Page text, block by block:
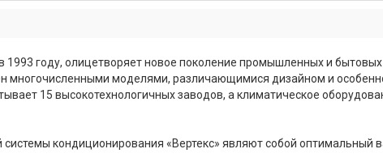
1993 году, олицетворяет новое поколение промышленных и
многочисленными моделями, различающимися дизайном и
15 высокотехнологичных заводов, а климатическое
системы кондиционирования «Вертекс» являют собой оптимальный